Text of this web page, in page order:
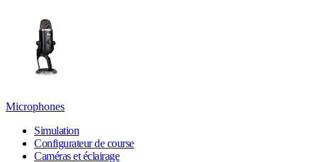
Microphones
Simulation
Configurateur de course
Caméras et éclairage